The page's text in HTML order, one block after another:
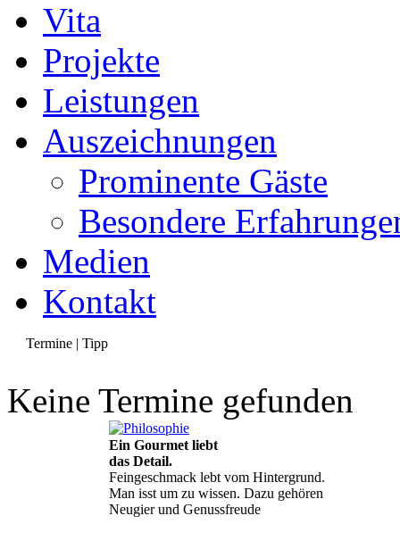
Vita
Projekte
Leistungen
Auszeichnungen
Prominente Gäste
Besondere
Medien
Kontakt
Termine | Tipp
Keine Termine gefunden
Ein Gourmet liebt
das Detail.
Feingeschmack lebt vom Hintergrund.
Man isst um zu wissen. Dazu gehören
Neugier und Genussfreude